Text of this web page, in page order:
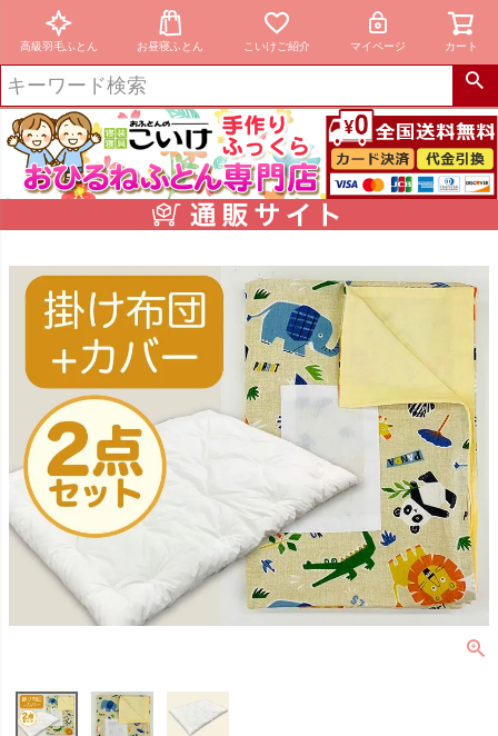
高級羽毛ふとん お昼寝ふとん こいけご紹介 マイページ カート